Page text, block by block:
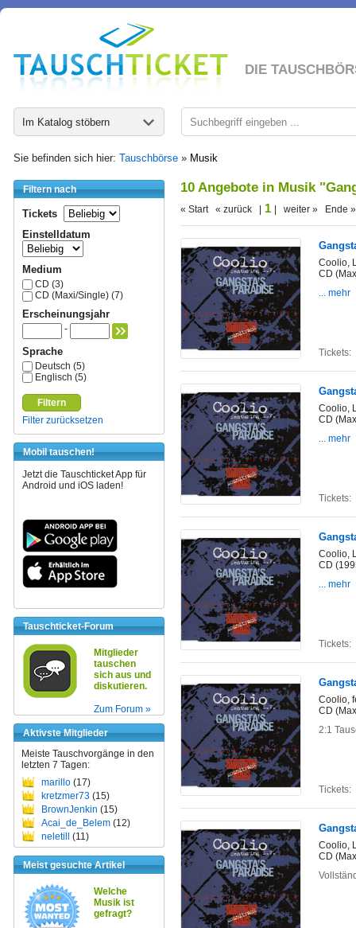
DIE
Im Katalog stöbern
Sie befinden sich hier: Tauschbörse » Musik
Filtern nach
Tickets
Einstelldatum
Medium
CD (3)
CD (Maxi/Single) (7)
Erscheinungsjahr
-
Sprache
Deutsch (5)
Englisch (5)
Filtern
Filter zurücksetzen
Mobil tauschen!
Jetzt die Tauschticket App für
Android und iOS laden!
Tauschticket-Forum
Mitglieder
tauschen
sich aus und
diskutieren.
Zum Forum »
Aktivste Mitglieder
Meiste Tauschvorgänge in den
letzten 7 Tagen:
marillo (17)
kretzmer73 (15)
BrownJenkin (15)
Acai_de_Belem (12)
neletill
(11)
Meist gesuchte Artikel
Welche
Musik ist
gefragt?
10 Angebote in Musik
« Start « zurück | 1 | weiter » Ende »
Coolio,
CD
... mehr
Tickets:
Coolio,
CD
... mehr
Tickets:
Coolio,
CD
... mehr
Tickets:
Coolio,
CD
2:1
Tickets:
Coolio,
CD